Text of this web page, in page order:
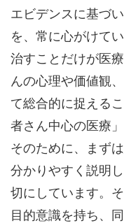
エビデンスに基づ
を、常に心がけて
治すことだけが医
んの心理や価値観
て総合的に捉える
者さん中心の医療
そのために、まず
分かりやすく説明
切にしています。
目的意識を持ち、